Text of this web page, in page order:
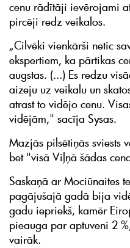
cenu rādītāji ievērojami
pircēji redz veikalos.
„Cilvēki vienkārši netic
ekspertiem, ka pārtikas
augstas. (...) Es redzu
aizeju uz veikalu un
atrast to vidējo cenu.
vidējām," sacīja Sysas.
Mazjās pilsētiņās sviests
bet "visā Viļņā šādas
Saskaņā ar Mociūnaites
pagājušajā gadā bija
gadu iepriekš, kamēr
pieauga par aptuveni 2
vairāk.